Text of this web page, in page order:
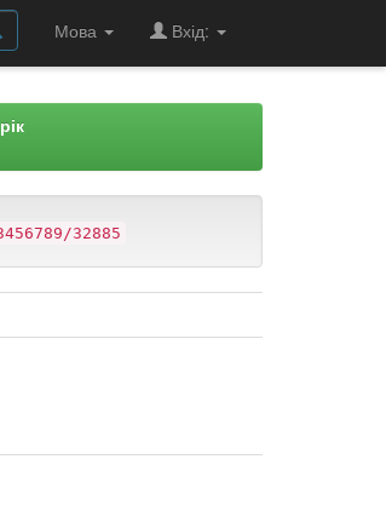
Мова Вхід:
32885